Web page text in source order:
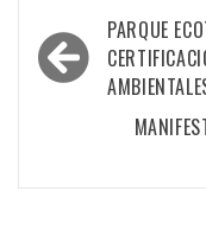
Navegación
de
entradas
PARQUE